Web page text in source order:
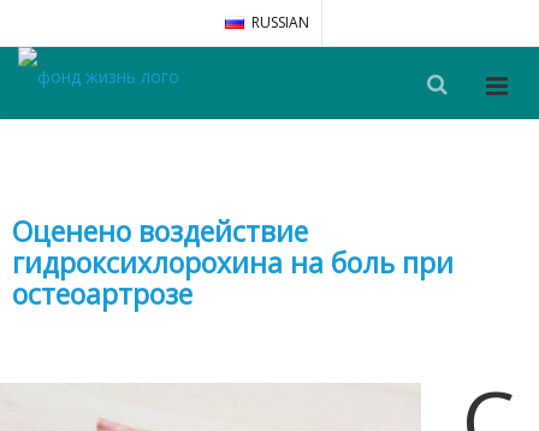
RUSSIAN
Оценено воздействие
гидроксихлорохина на боль при
остеоартрозе